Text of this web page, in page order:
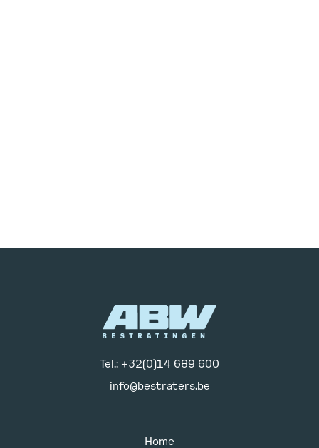
Tel.: +32(0)14 689 600
info@bestraters.be
Home